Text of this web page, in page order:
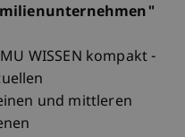
WISSEN kompakt -
und mittleren